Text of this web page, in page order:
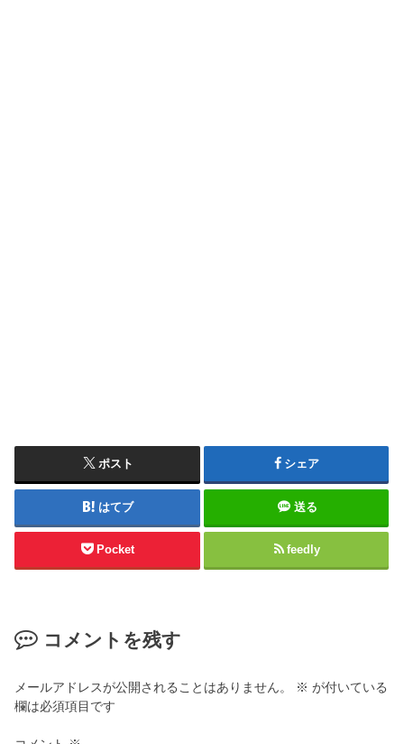
ポスト シェア
はてブ 送る
Pocket feedly
コメントを残す
メールアドレスが公開されることはありません。 ※ が付いている
欄は必須項目です